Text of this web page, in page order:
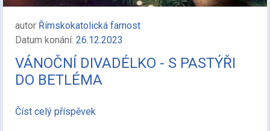
autor Římskokatolická farnost
Datum konání: 26.12.2023
VÁNOČNÍ DIVADÉLKO - S PASTÝŘI
DO BETLÉMA
Číst celý příspěvek